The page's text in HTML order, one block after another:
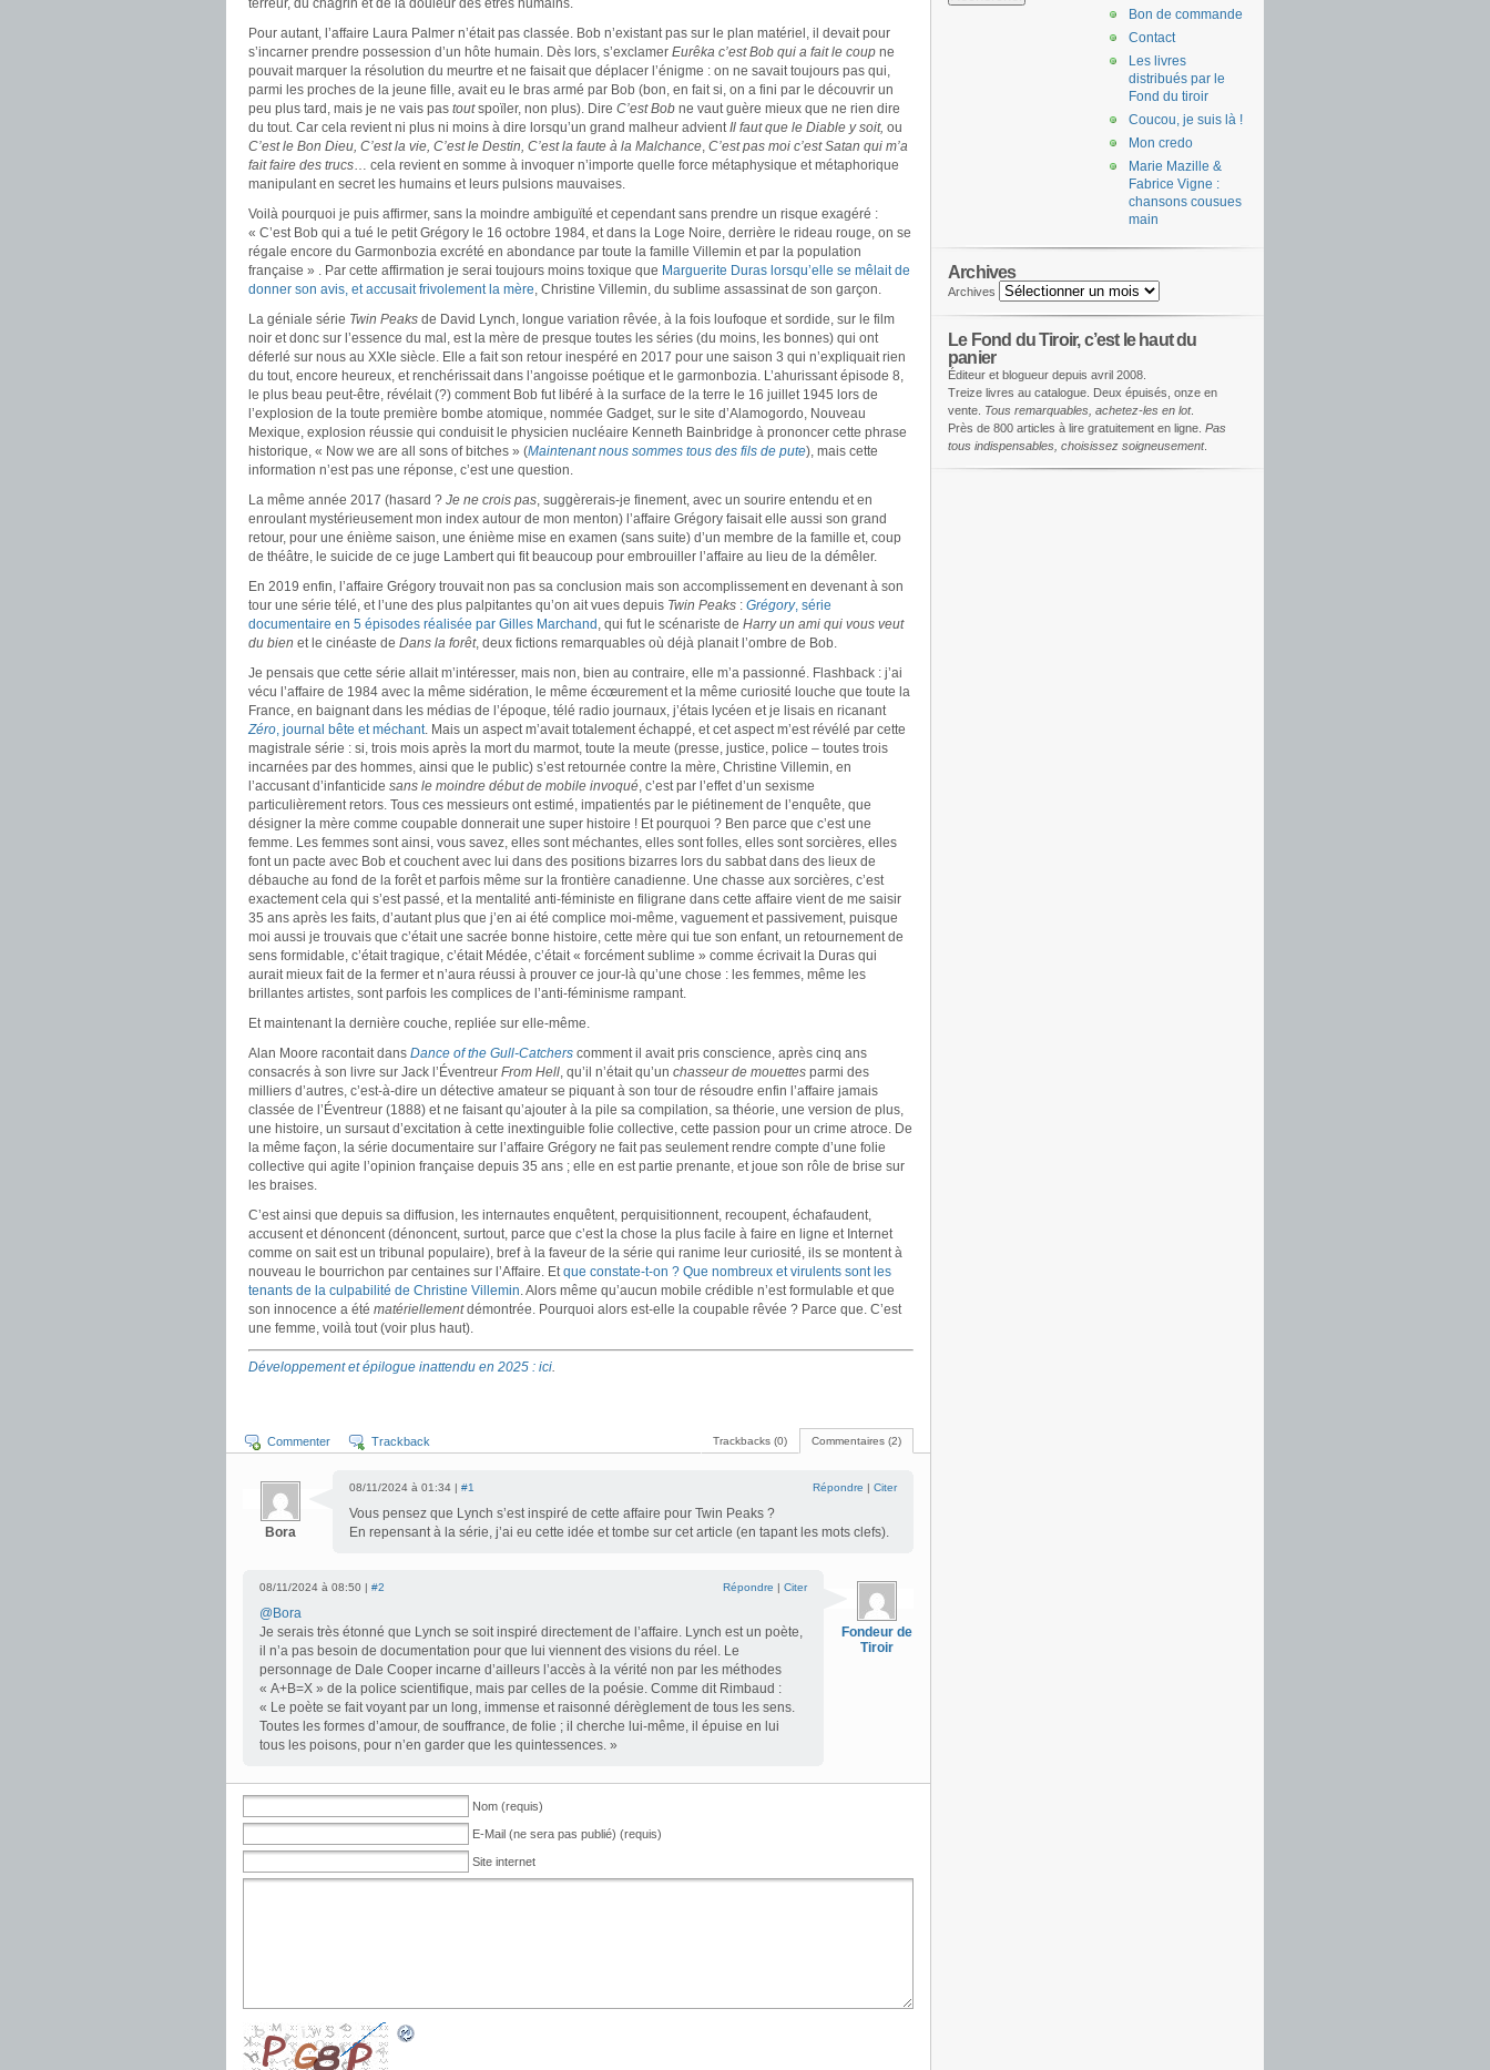
terreur, du chagrin et de la douleur des êtres humains.
Pour autant, l’affaire Laura Palmer n’était pas classée. Bob n’existant pas sur le plan matériel, il devait pour
s’incarner prendre possession d’un hôte humain. Dès lors, s’exclamer Eurêka c’est Bob qui a fait le coup ne
pouvait marquer la résolution du meurtre et ne faisait que déplacer l’énigme : on ne savait toujours pas qui,
parmi les proches de la jeune fille, avait eu le bras armé par Bob (bon, en fait si, on a fini par le découvrir un
peu plus tard, mais je ne vais pas toutspoïler, non plus). Dire C’est Bob ne vaut guère mieux que ne rien dire
du tout. Car cela revient ni plus ni moins à dire lorsqu’un grand malheur advientIl faut que le Diable y soit, ou
C’est le Bon Dieu, C’est la vie, C’est le Destin, C’est la faute à la Malchance, C’est pas moi c’est Satan qui m’a
fait faire des trucs… cela revient en somme à invoquer n’importe quelle force métaphysique et métaphorique
manipulant en secret les humains et leurs pulsions mauvaises.
Voilà pourquoi je puis affirmer, sans la moindre ambiguïté et cependant sans prendre un risque exagéré :
« C’est Bob qui a tué le petit Grégory le 16 octobre 1984, et dans la Loge Noire, derrière le rideau rouge, on se
régale encore du Garmonbozia excrété en abondance par toute la famille Villemin et par la population
française » . Par cette affirmation je serai toujours moins toxique que Marguerite Duras lorsqu’elle se mêlait de
donner son avis, et accusait frivolement la mère, Christine Villemin, du sublime assassinat de son garçon.
La géniale série Twin Peaks de David Lynch, longue variation rêvée, à la fois loufoque et sordide, sur le film
noir et donc sur l’essence du mal, est la mère de presque toutes les séries (du moins, les bonnes) qui ont
déferlé sur nous au XXIe siècle. Elle a fait son retour inespéré en 2017 pour une saison 3 qui n’expliquait rien
du tout, encore heureux, et renchérissait dans l’angoisse poétique et le garmonbozia. L’ahurissant épisode 8,
le plus beau peut-être, révélait (?) comment Bob fut libéré à la surface de la terre le 16 juillet 1945 lors de
l’explosion de la toute première bombe atomique, nommée Gadget, sur le site d’Alamogordo, Nouveau
Mexique, explosion réussie qui conduisit le physicien nucléaire Kenneth Bainbridge à prononcer cette phrase
historique, « Now we are all sons of bitches » (Maintenant nous sommes tous des fils de pute), mais cette
information n’est pas une réponse, c’est une question.
La même année 2017 (hasard ? Je ne crois pas, suggèrerais-je finement, avec un sourire entendu et en
enroulant mystérieusement mon index autour de mon menton) l’affaire Grégory faisait elle aussi son grand
retour, pour une énième saison, une énième mise en examen (sans suite) d’un membre de la famille et, coup
de théâtre, le suicide de ce juge Lambert qui fit beaucoup pour embrouiller l’affaire au lieu de la démêler.
En 2019 enfin, l’affaire Grégory trouvait non pas sa conclusion mais son accomplissement en devenant à son
tour une série télé, et l’une des plus palpitantes qu’on ait vues depuis Twin Peaks : Grégory, série
documentaire en 5 épisodes réalisée par Gilles Marchand , qui fut le scénariste de Harry un ami qui vous veut
du bien et le cinéaste de Dans la forêt, deux fictions remarquables où déjà planait l’ombre de Bob.
Je pensais que cette série allait m’intéresser, mais non, bien au contraire, elle m’a passionné. Flashback : j’ai
vécu l’affaire de 1984 avec la même sidération, le même écœurement et la même curiosité louche que toute la
France, en baignant dans les médias de l’époque, télé radio journaux, j’étais lycéen et je lisais en ricanant
Zéro, journal bête et méchant. Mais un aspect m’avait totalement échappé, et cet aspect m’est révélé par cette
magistrale série : si, trois mois après la mort du marmot, toute la meute (presse, justice, police – toutes trois
incarnées par des hommes, ainsi que le public) s’est retournée contre la mère, Christine Villemin, en
l’accusant d’infanticide sans le moindre début de mobile invoqué, c’est par l’effet d’un sexisme
particulièrement retors. Tous ces messieurs ont estimé, impatientés par le piétinement de l’enquête, que
désigner la mère comme coupable donnerait une super histoire ! Et pourquoi ? Ben parce que c’est une
femme. Les femmes sont ainsi, vous savez, elles sont méchantes, elles sont folles, elles sont sorcières, elles
font un pacte avec Bob et couchent avec lui dans des positions bizarres lors du sabbat dans des lieux de
débauche au fond de la forêt et parfois même sur la frontière canadienne. Une chasse aux sorcières, c’est
exactement cela qui s’est passé, et la mentalité anti-féministe en filigrane dans cette affaire vient de me saisir
35 ans après les faits, d’autant plus que j’en ai été complice moi-même, vaguement et passivement, puisque
moi aussi je trouvais que c’était une sacrée bonne histoire, cette mère qui tue son enfant, un retournement de
sens formidable, c’était tragique, c’était Médée, c’était « forcément sublime » comme écrivait la Duras qui
aurait mieux fait de la fermer et n’aura réussi à prouver ce jour-là qu’une chose : les femmes, même les
brillantes artistes, sont parfois les complices de l’anti-féminisme rampant.
Et maintenant la dernière couche, repliée sur elle-même.
Alan Moore racontait dans Dance of the Gull-Catchers comment il avait pris conscience, après cinq ans
consacrés à son livre sur Jack l’Éventreur From Hell, qu’il n’était qu’un chasseur de mouettes parmi des
milliers d’autres, c’est-à-dire un détective amateur se piquant à son tour de résoudre enfin l’affaire jamais
classée de l’Éventreur (1888) et ne faisant qu’ajouter à la pile sa compilation, sa théorie, une version de plus,
une histoire, un sursaut d’excitation à cette inextinguible folie collective, cette passion pour un crime atroce. De
la même façon, la série documentaire sur l’affaire Grégory ne fait pas seulement rendre compte d’une folie
collective qui agite l’opinion française depuis 35 ans ; elle en est partie prenante, et joue son rôle de brise sur
les braises.
C’est ainsi que depuis sa diffusion, les internautes enquêtent, perquisitionnent, recoupent, échafaudent,
accusent et dénoncent (dénoncent, surtout, parce que c’est la chose la plus facile à faire en ligne et Internet
comme on sait est un tribunal populaire), bref à la faveur de la série qui ranime leur curiosité, ils se montent à
nouveau le bourrichon par centaines sur l’Affaire. Etque constate-t-on ? Que nombreux et virulents sont les
tenants de la culpabilité de Christine Villemin. Alors même qu’aucun mobile crédible n’est formulable et que
son innocence a été matériellementdémontrée. Pourquoi alors est-elle la coupable rêvée ? Parce que. C’est
une femme, voilà tout (voir plus haut).
Développement et épilogue inattendu en 2025 : ici.
Commentaires (2)
Trackbacks (0)
Commenter Trackback
Bora
08/11/2024 à 01:34 | #1 Répondre | Citer
Vous pensez que Lynch s’est inspiré de cette affaire pour Twin Peaks ?
En repensant à la série, j’ai eu cette idée et tombe sur cet article (en tapant les mots clefs).
Fondeur de
Tiroir
08/11/2024 à 08:50 | #2 Répondre | Citer
@Bora
Je serais très étonné que Lynch se soit inspiré directement de l’affaire. Lynch est un poète,
il n’a pas besoin de documentation pour que lui viennent des visions du réel. Le
personnage de Dale Cooper incarne d’ailleurs l’accès à la vérité non par les méthodes
« A+B=X » de la police scientifique, mais par celles de la poésie. Comme dit Rimbaud :
« Le poète se fait voyant par un long, immense et raisonné dérèglement de tous les sens.
Toutes les formes d’amour, de souffrance, de folie ; il cherche lui-même, il épuise en lui
tous les poisons, pour n’en garder que les quintessences. »
Nom (requis)
E-Mail (ne sera pas publié) (requis)
Site internet
Bon de commande
Contact
Les livres
distribués par le
Fond du tiroir
Coucou, je suis là !
Mon credo
Marie Mazille &
Fabrice Vigne :
chansons cousues
main
Archives
Archives
Le Fond du Tiroir, c’est le haut du
panier
Éditeur et blogueur depuis avril 2008.
Treize livres au catalogue. Deux épuisés, onze en
vente. Tous remarquables, achetez-les en lot.
Près de 800 articles à lire gratuitement en ligne. Pas
tous indispensables, choisissez soigneusement.